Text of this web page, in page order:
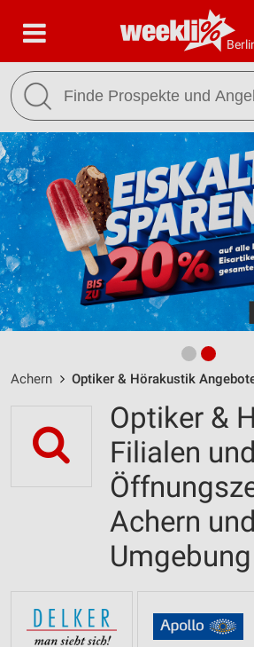
Achern Optiker & Hörakustik Angebote,
Optiker &
Filialen und
Achern und
Umgebung